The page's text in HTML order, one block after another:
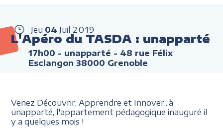
Jeu 04 Juil 2019
L'Apéro du TASDA : unapparté
17h00 - unapparté - 48 rue Félix
Esclangon 38000 Grenoble
Venez Découvrir, Apprendre et Innover...à
unapparté, l'appartement pédagogique inauguré il
y a quelques mois !